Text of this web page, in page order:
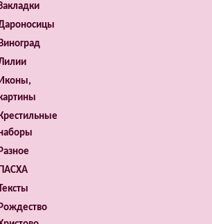
Виноград
Иконы,
Крестильные
Разное
ПАСХА
Тексты
Рождество